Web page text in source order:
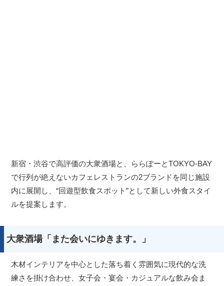
新宿・渋谷で高評価の大衆酒場と、ららぽーとTOKYO-BAY
で行列が絶えないカフェレストランの2ブランドを同じ施設
内に展開し、“回遊型飲食スポット”として新しい外食スタイ
ルを提案します。
大衆酒場「また会いにゆきます。」
木材インテリアを中心とした落ち着く雰囲気に現代的な洗
練さを掛け合わせ、女子会・宴会・カジュアルな飲み会ま